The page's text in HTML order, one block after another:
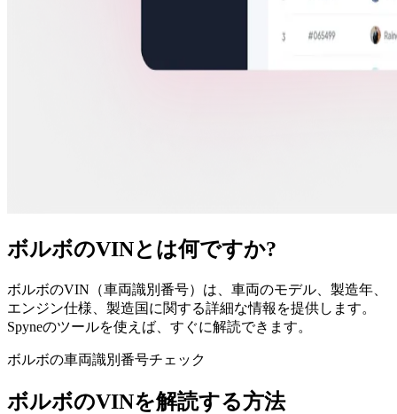
ボルボのVINとは何ですか?
ボルボのVIN（車両識別番号）は、車両のモデル、製造年、
エンジン仕様、製造国に関する詳細な情報を提供します。
Spyneのツールを使えば、すぐに解読できます。
ボルボの車両識別番号チェック
ボルボのVINを解読する方法